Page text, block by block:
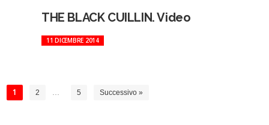
THE BLACK CUILLIN. Video
11 DICEMBRE 2014
1 2 … 5 Successivo »